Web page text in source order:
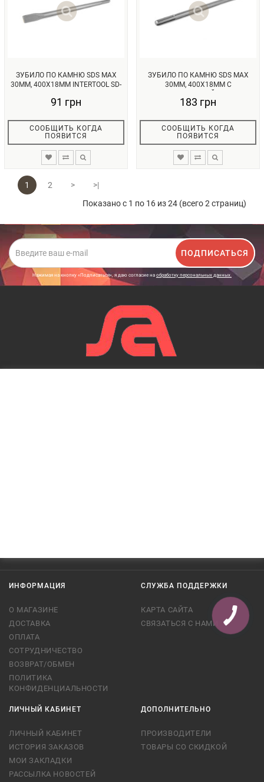
ЗУБИЛО ПО КАМНЮ SDS MAX
30ММ, 400X18ММ INTERTOOL SD-
91 грн
СООБЩИТЬ КОГДА
ПОЯВИТСЯ
ЗУБИЛО ПО КАМНЮ SDS MAX
30ММ, 400X18ММ С
183 грн
СООБЩИТЬ КОГДА
ПОЯВИТСЯ
1 2 >
>|
Показано с 1 по 16 из 24 (всего 2 страниц)
ПОДПИСАТЬСЯ
Нажимая на кнопку «Подписаться», я даю cогласие на обработку персональных данных.
ИНФОРМАЦИЯ
О МАГАЗИНЕ
ДОСТАВКА
ОПЛАТА
СОТРУДНИЧЕСТВО
ВОЗВРАТ/ОБМЕН
ПОЛИТИКА
КОНФИДЕНЦИАЛЬНОСТИ
СЛУЖБА ПОДДЕРЖКИ
КАРТА САЙТА
СВЯЗАТЬСЯ С НАМИ
ЛИЧНЫЙ КАБИНЕТ
ЛИЧНЫЙ КАБИНЕТ
ИСТОРИЯ ЗАКАЗОВ
МОИ ЗАКЛАДКИ
РАССЫЛКА НОВОСТЕЙ
ДОПОЛНИТЕЛЬНО
ПРОИЗВОДИТЕЛИ
ТОВАРЫ СО СКИДКОЙ